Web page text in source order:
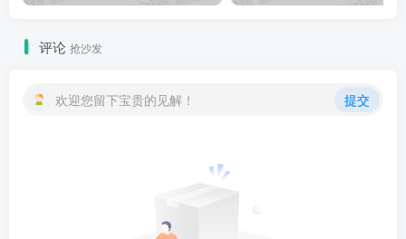
评论 抢沙发
欢迎您留下宝贵的见解！ 提交